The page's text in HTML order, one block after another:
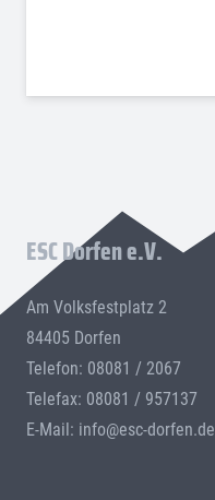
ESC Dorfen e.V.
Am Volksfestplatz 2
84405 Dorfen
Telefon: 08081 / 2067
Telefax: 08081 / 957137
E-Mail: info@esc-dorfen.de